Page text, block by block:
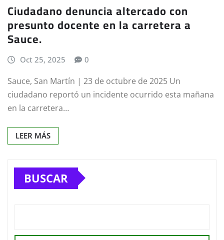
Ciudadano denuncia altercado con
presunto docente en la carretera a
Sauce.
Oct 25, 2025 0
Sauce, San Martín | 23 de octubre de 2025 Un
ciudadano reportó un incidente ocurrido esta mañana
en la carretera…
LEER MÁS
BUSCAR